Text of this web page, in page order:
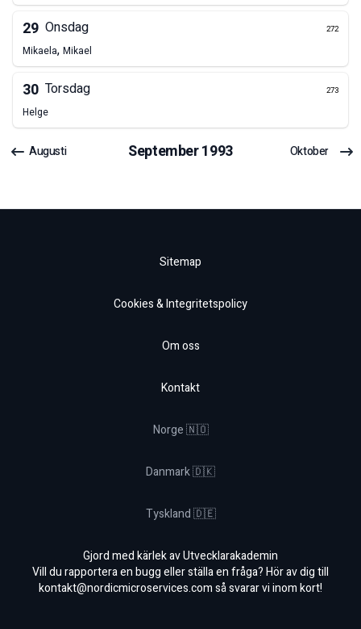
29 Onsdag 272
Mikaela, Mikael
30 Torsdag 273
Helge
Augusti September1993 Oktober
Sitemap
Cookies & Integritetspolicy
Om oss
Kontakt
Norge 🇳🇴
Danmark 🇩🇰
Tyskland 🇩🇪
Gjord med kärlek av Utvecklarakademin
Vill du rapportera en bugg eller ställa en fråga? Hör av dig till
kontakt@nordicmicroservices.comså svarar vi inom kort!